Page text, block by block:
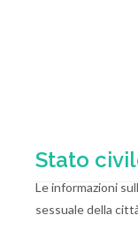
Stato
Le informazioni
sessuale della